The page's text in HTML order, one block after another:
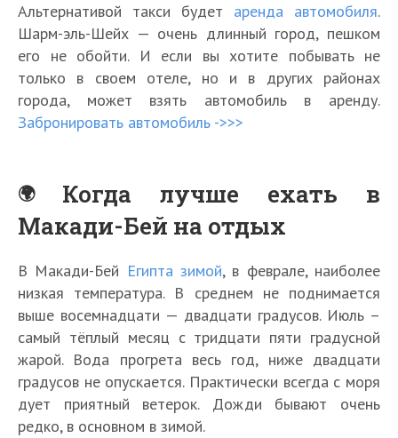
Альтернативой такси будет аренда автомобиля.
Шарм-эль-Шейх — очень длинный город, пешком
его не обойти. И если вы хотите побывать не
только в своем отеле, но и в других районах
города, может взять автомобиль в аренду.
Забронировать автомобиль ->>>
Когда лучше ехать в
Макади-Бей на отдых
В Макади-Бей Египта зимой, в феврале, наиболее
низкая температура. В среднем не поднимается
выше восемнадцати — двадцати градусов. Июль –
самый тёплый месяц с тридцати пяти градусной
жарой. Вода прогрета весь год, ниже двадцати
градусов не опускается. Практически всегда с моря
дует приятный ветерок. Дожди бывают очень
редко, в основном в зимой.